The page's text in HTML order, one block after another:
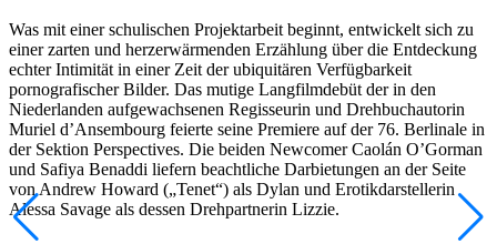
Was mit einer schulischen Projektarbeit beginnt, entwickelt sich zu
einer zarten und herzerwärmenden Erzählung über die Entdeckung
echter Intimität in einer Zeit der ubiquitären Verfügbarkeit
pornografischer Bilder. Das mutige Langfilmdebüt der in den
Niederlanden aufgewachsenen Regisseurin und Drehbuchautorin
Muriel d’Ansembourg feierte seine Premiere auf der 76. Berlinale in
der Sektion Perspectives. Die beiden Newcomer Caolán O’Gorman
und Safiya Benaddi liefern beachtliche Darbietungen an der Seite
von Andrew Howard („Tenet“) als Dylan und Erotikdarstellerin
Alessa Savage als dessen Drehpartnerin Lizzie.